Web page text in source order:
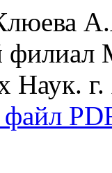
Наук.